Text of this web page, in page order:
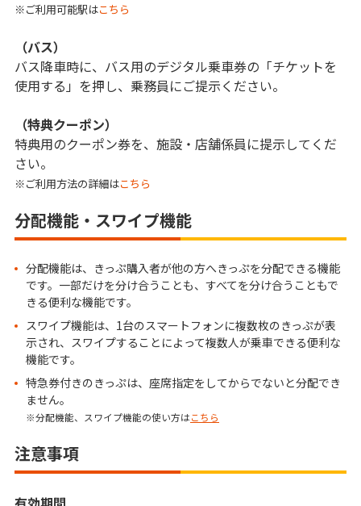
※ご利用可能駅はこちら
（バス）
バス降車時に、バス用のデジタル乗車券の「チケットを
使用する」を押し、乗務員にご提示ください。
（特典クーポン）
特典用のクーポン券を、施設・店舗係員に提示してくだ
さい。
※ご利用方法の詳細はこちら
分配機能・スワイプ機能
分配機能は、きっぷ購入者が他の方へきっぷを分配できる機能
です。一部だけを分け合うことも、すべてを分け合うこともで
きる便利な機能です。
スワイプ機能は、1台のスマートフォンに複数枚のきっぷが表
示され、スワイプすることによって複数人が乗車できる便利な
機能です。
特急券付きのきっぷは、座席指定をしてからでないと分配でき
ません。
※分配機能、スワイプ機能の使い方はこちら
注意事項